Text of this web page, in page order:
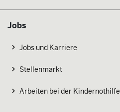
Jobs
Jobs und Karriere
Stellenmarkt
Arbeiten bei der Kindernothilfe